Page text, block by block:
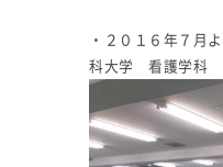
・２０１６年７月
科大学 看護学科